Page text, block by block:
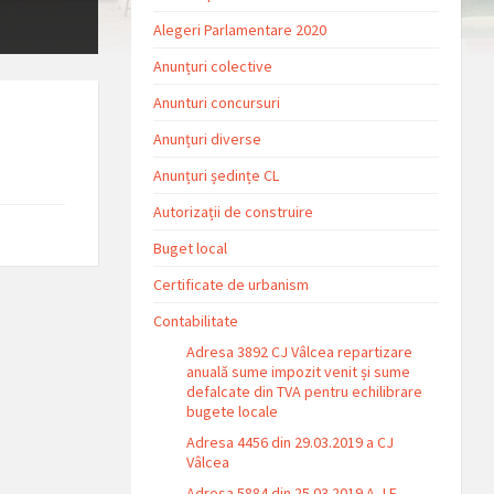
Alegeri Parlamentare 2020
Anunțuri colective
Anunturi concursuri
Anunțuri diverse
Anunțuri ședințe CL
Autorizații de construire
Buget local
Certificate de urbanism
Contabilitate
Adresa 3892 CJ Vâlcea repartizare
anuală sume impozit venit și sume
defalcate din TVA pentru echilibrare
bugete locale
Adresa 4456 din 29.03.2019 a CJ
Vâlcea